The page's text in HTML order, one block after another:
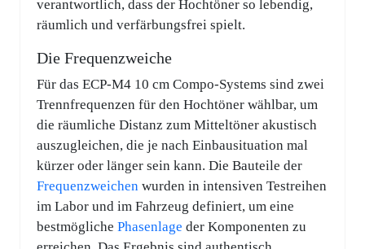
verantwortlich, dass der Hochtöner so lebendig,
räumlich und verfärbungsfrei spielt.
Die Frequenzweiche
Für das ECP-M4 10 cm Compo-Systems sind zwei
Trennfrequenzen für den Hochtöner wählbar, um
die räumliche Distanz zum Mitteltöner akustisch
auszugleichen, die je nach Einbausituation mal
kürzer oder länger sein kann. Die Bauteile der
Frequenzweichen wurden in intensiven Testreihen
im Labor und im Fahrzeug definiert, um eine
bestmögliche Phasenlage der Komponenten zu